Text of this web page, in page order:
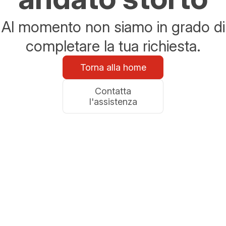
Al momento non siamo in grado di
completare la tua richiesta.
Torna alla home
Contatta
l'assistenza